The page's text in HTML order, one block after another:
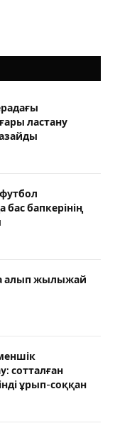
ластану
бапкерінің
алып жылыжай
сотталған
ұрып-соққан